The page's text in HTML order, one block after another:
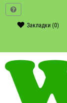
Закладки (0)